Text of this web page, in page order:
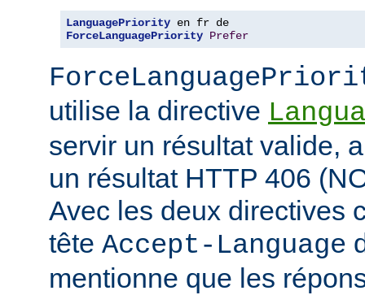
LanguagePriority
ForceLanguagePriority Prefer
utilise la directive
servir un résultat valide,
un résultat HTTP 406
Avec les deux directives
tête Accept-Language
mentionne que les